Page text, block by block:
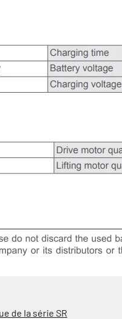
de la série SR